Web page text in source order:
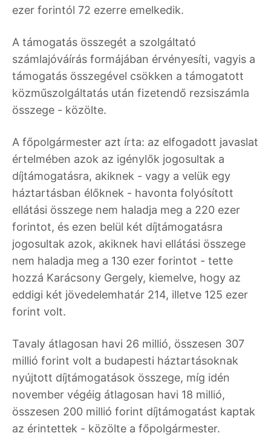
ezer forintól 72 ezerre emelkedik.
A támogatás összegét a szolgáltató
számlajóváírás formájában érvényesíti, vagyis a
támogatás összegével csökken a támogatott
közműszolgáltatás után fizetendő rezsiszámla
összege - közölte.
A főpolgármester azt írta: az elfogadott javaslat
értelmében azok az igénylők jogosultak a
díjtámogatásra, akiknek - vagy a velük egy
háztartásban élőknek - havonta folyósított
ellátási összege nem haladja meg a 220 ezer
forintot, és ezen belül két díjtámogatásra
jogosultak azok, akiknek havi ellátási összege
nem haladja meg a 130 ezer forintot - tette
hozzá Karácsony Gergely, kiemelve, hogy az
eddigi két jövedelemhatár 214, illetve 125 ezer
forint volt.
Tavaly átlagosan havi 26 millió, összesen 307
millió forint volt a budapesti háztartásoknak
nyújtott díjtámogatások összege, míg idén
november végéig átlagosan havi 18 millió,
összesen 200 millió forint díjtámogatást kaptak
az érintettek - közölte a főpolgármester.